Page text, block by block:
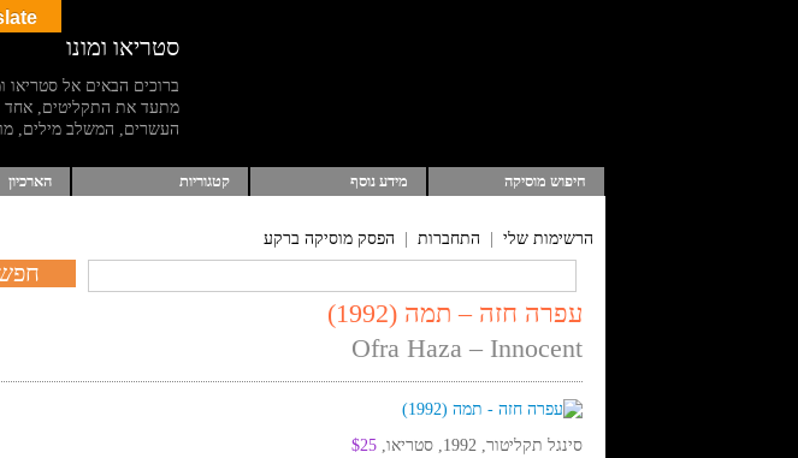
סטריאו ומונו
ברוכים הבאים אל סטריאו
מתעד את התקליטים, אחד
העשרים, המשלב מילים,
חיפוש מוסיקה מידע נוסף קטגוריות הארכיון
הרשימות שלי התחברות הפסק מוסיקה ברקע
עפרה חזה – תמה (1992)
Ofra Haza – Innocent
סינגל תקליטור, 1992, סטריאו, $25
»